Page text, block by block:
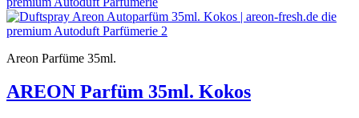
Areon Parfüme 35ml.
AREON Parfüm 35ml. Kokos